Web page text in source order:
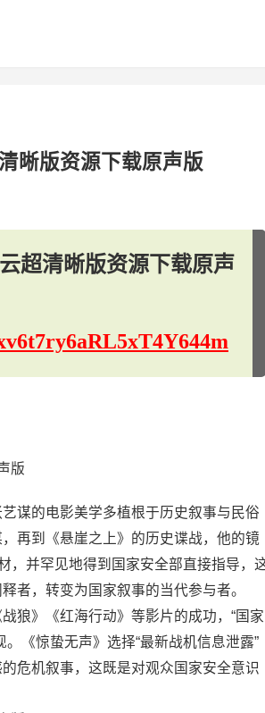
晰版资源下载原声版
超清晰版资源下载原声
谋的电影美学多植根于历史叙事与民俗
再到《悬崖之上》的历史谍战，他的镜
，并罕见地得到国家安全部直接指导，
者，转变为国家叙事的当代参与者。
狼》《红海行动》等影片的成功，“国家
《惊蛰无声》选择“最新战机信息泄露”
危机叙事，这既是对观众国家安全意识